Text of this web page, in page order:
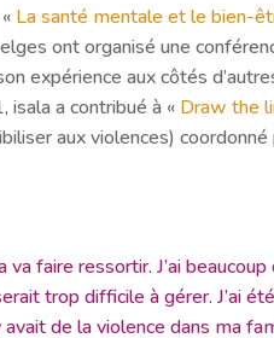
La santé mentale et le bien-
ont organisé une
expérience aux côtés
a contribué à « Draw the
aux violences)
va faire ressortir. J’ai
trop difficile à gérer. J’ai
de la violence dans ma